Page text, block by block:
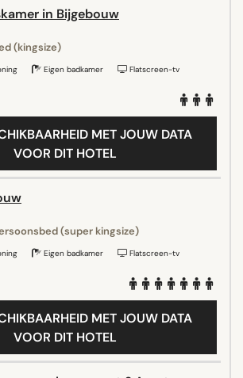
in Bijgebouw
(kingsize)
Eigen badkamer Flatscreen-tv
MET JOUW DATA
VOOR DIT HOTEL
(super kingsize)
Eigen badkamer Flatscreen-tv
MET JOUW DATA
VOOR DIT HOTEL